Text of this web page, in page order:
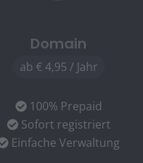
Domain
ab € 4,95 / Jahr
100% Prepaid
Sofort registriert
Einfache Verwaltung